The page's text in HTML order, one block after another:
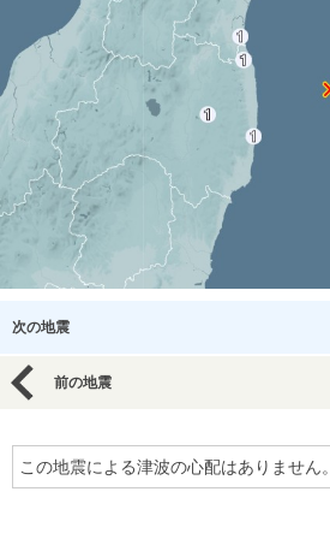
次の地震
前の地震
この地震による津波の心配はありません。